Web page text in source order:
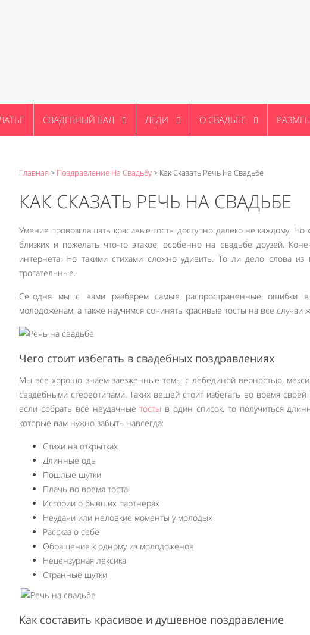
СВАДЕБНЫЙ БАЛ ЛЕДИ О СВАДЬБЕ
Главная > Поздравление На Свадьбу> Как Сказать Речь На Свадьбе
КАК СКАЗАТЬ РЕЧЬ НА СВАДЬБЕ
Умение провозглашать красивые тосты доступно далеко не каждому. Но
близких и пожелать что-то этакое, особенно на свадьбе друзей.
интернета. Но такими стихами сложно удивить. То ли дело слова
трогательные.
Сегодня мы с вами разберем самые распространенные ошибки в
молодоженам, а также научимся сочинять красивые тосты на все случаи
Чего стоит избегать в свадебных поздравлениях
Мы все хорошо знаем заезженные темы с лебединой верностью,
свадебными стереотипами. Таких вещей стоит избегать во время
если собрать все неудачныетосты в один список, то получиться
которые вам нужно забыть навсегда:
Стихи на открытках
Длинные оды
Пошлые шутки
Плачь во время тоста
Истории о бывших партнерах
Неудачи или неловкие моменты у молодых
Рассказ о себе
Обращение к одному из молодоженов
Нецензурная лексика
Странные шутки
Как составить красивое и душевное поздравление